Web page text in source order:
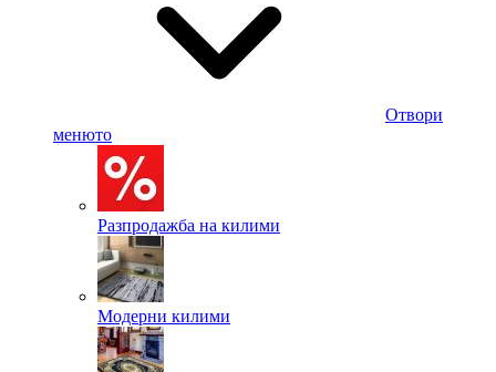
Отвори
менюто
Разпродажба на килими
Модерни килими